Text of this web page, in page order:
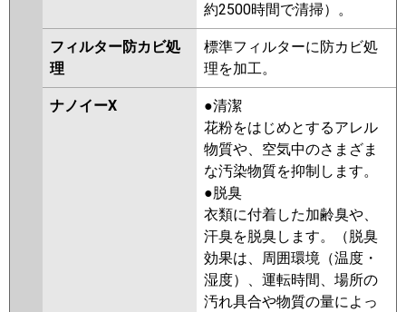
約2500時間で清掃）。
フィルター防カビ処
理
標準フィルターに防カビ処
理を加工。
ナノイーX
●清潔
花粉をはじめとするアレル
物質や、空気中のさまざま
な汚染物質を抑制します。
●脱臭
衣類に付着した加齢臭や、
汗臭を脱臭します。（脱臭
効果は、周囲環境（温度・
湿度）、運転時間、場所の
汚れ具合や物質の量によっ